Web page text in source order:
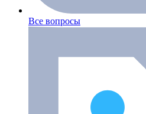
Все вопросы